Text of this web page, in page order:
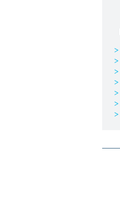
>
>
>
>
>
>
>